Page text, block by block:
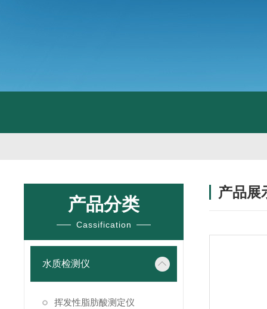
产品分类
Cassification
水质检测仪
挥发性脂肪酸测定仪
产品展